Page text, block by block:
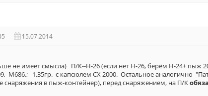
15.07.2014
не имеет смысла) П/К--Н-26 (если нет Н-26, берём Н-24+ пыж
М686.; 1.35гр. с капсюлем СХ 2000. Остальное аналогично
снаряжения в пыж-контейнер), перед снаряжением, на П/К